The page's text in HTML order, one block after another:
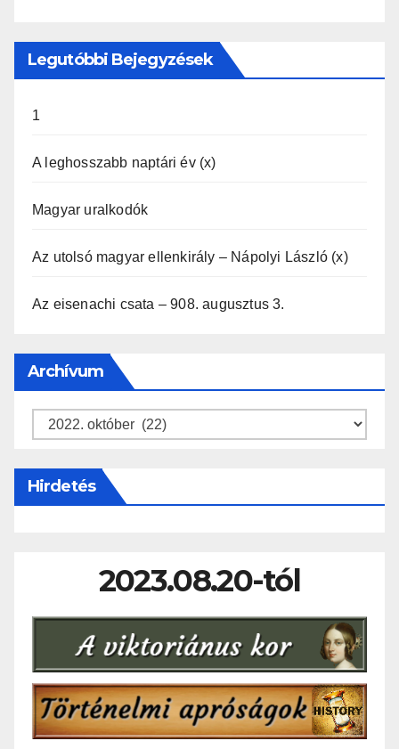
Legutóbbi Bejegyzések
1
A leghosszabb naptári év (x)
Magyar uralkodók
Az utolsó magyar ellenkirály – Nápolyi László (x)
Az eisenachi csata – 908. augusztus 3.
Archívum
Archívum
Hirdetés
2023.08.20-tól